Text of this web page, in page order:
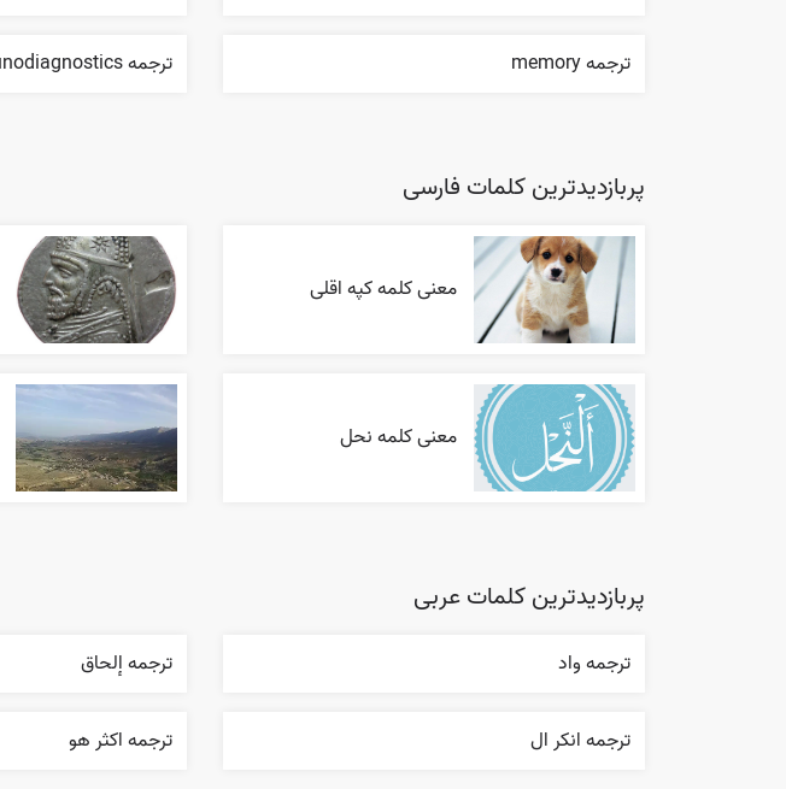
ترجمه memory ترجمه immunodiagnostics
پربازدیدترین کلمات فارسی
معنی کلمه کپه اقلی
معنی کلمه نحل
پربازدیدترین کلمات عربی
ترجمه واد ترجمه إلحاق
ترجمه انکر ال ترجمه اکثر هو